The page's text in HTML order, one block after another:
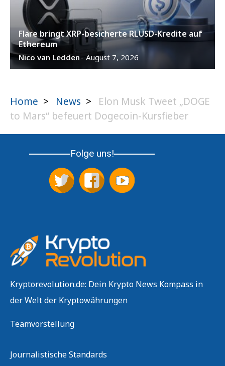
Flare bringt XRP-besicherte RLUSD-Kredite auf
Ethereum
Nico van Ledden- August 7, 2026
Home > News >
Elon Musk Tweet „DOGE
to Mars“ befeuert Dogecoin-Kursfieber
Folge uns!
Kryptorevolution.de: Dein Krypto News Kompass in
der Welt der Kryptowährungen
Teamvorstellung
Journalistische Standards